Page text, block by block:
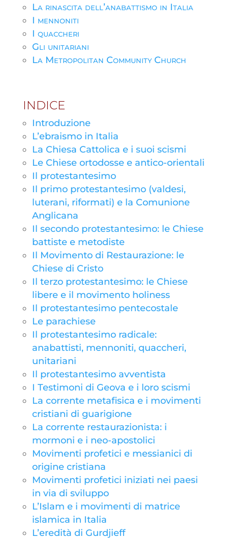
La rinascita dell’anabattismo in Italia
I mennoniti
I quaccheri
Gli unitariani
La Metropolitan Community Church
INDICE
Introduzione
L’ebraismo in Italia
La Chiesa Cattolica e i suoi scismi
Le Chiese ortodosse e antico-orientali
Il protestantesimo
Il primo protestantesimo (valdesi,
luterani, riformati) e la Comunione
Anglicana
Il secondo protestantesimo: le Chiese
battiste e metodiste
Il Movimento di Restaurazione: le
Chiese di Cristo
Il terzo protestantesimo: le Chiese
libere e il movimento holiness
Il protestantesimo pentecostale
Le parachiese
Il protestantesimo radicale:
anabattisti, mennoniti, quaccheri,
unitariani
Il protestantesimo avventista
I Testimoni di Geova e i loro scismi
La corrente metafisica e i movimenti
cristiani di guarigione
La corrente restaurazionista: i
mormoni e i neo-apostolici
Movimenti profetici e messianici di
origine cristiana
Movimenti profetici iniziati nei paesi
in via di sviluppo
L’Islam e i movimenti di matrice
islamica in Italia
L’eredità di Gurdjieff